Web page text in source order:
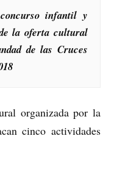
infantil y
la oferta cultural
de las Cruces
organizada por la
cinco actividades